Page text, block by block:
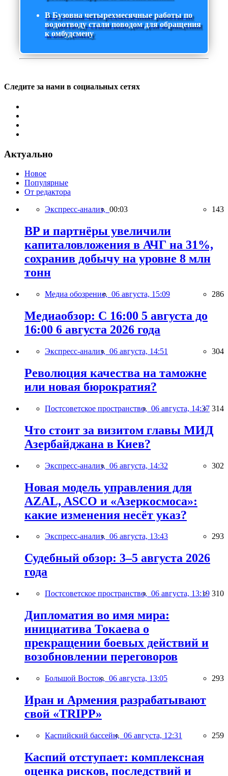
В Бузовна четырехмесячные работы по
водоотводу стали поводом для обращения
к омбудсмену
Следите за нами в социальных сетях
Актуально
Новое
Популярные
От редактора
Экспресс-анализ, 00:03 143
BP и партнёры увеличили
капиталовложения в АЧГ на 31%,
сохранив добычу на уровне 8 млн
тонн
Медиа обозрение, 06 августа, 15:09 286
Медиаобзор: С 16:00 5 августа до
16:00 6 августа 2026 года
Экспресс-анализ, 06 августа, 14:51 304
Революция качества на таможне
или новая бюрократия?
Постсоветское пространство, 06 августа, 14:37 314
Что стоит за визитом главы МИД
Азербайджана в Киев?
Экспресс-анализ, 06 августа, 14:32 302
Новая модель управления для
AZAL, ASCO и «Азеркосмоса»:
какие изменения несёт указ?
Экспресс-анализ, 06 августа, 13:43 293
Судебный обзор: 3–5 августа 2026
года
Постсоветское пространство, 06 августа, 13:19 310
Дипломатия во имя мира:
инициатива Токаева о
прекращении боевых действий и
возобновлении переговоров
Большой Восток, 06 августа, 13:05 293
Иран и Армения разрабатывают
свой «TRIPP»
Каспийский бассейн, 06 августа, 12:31 259
Каспий отступает: комплексная
оценка рисков, последствий и